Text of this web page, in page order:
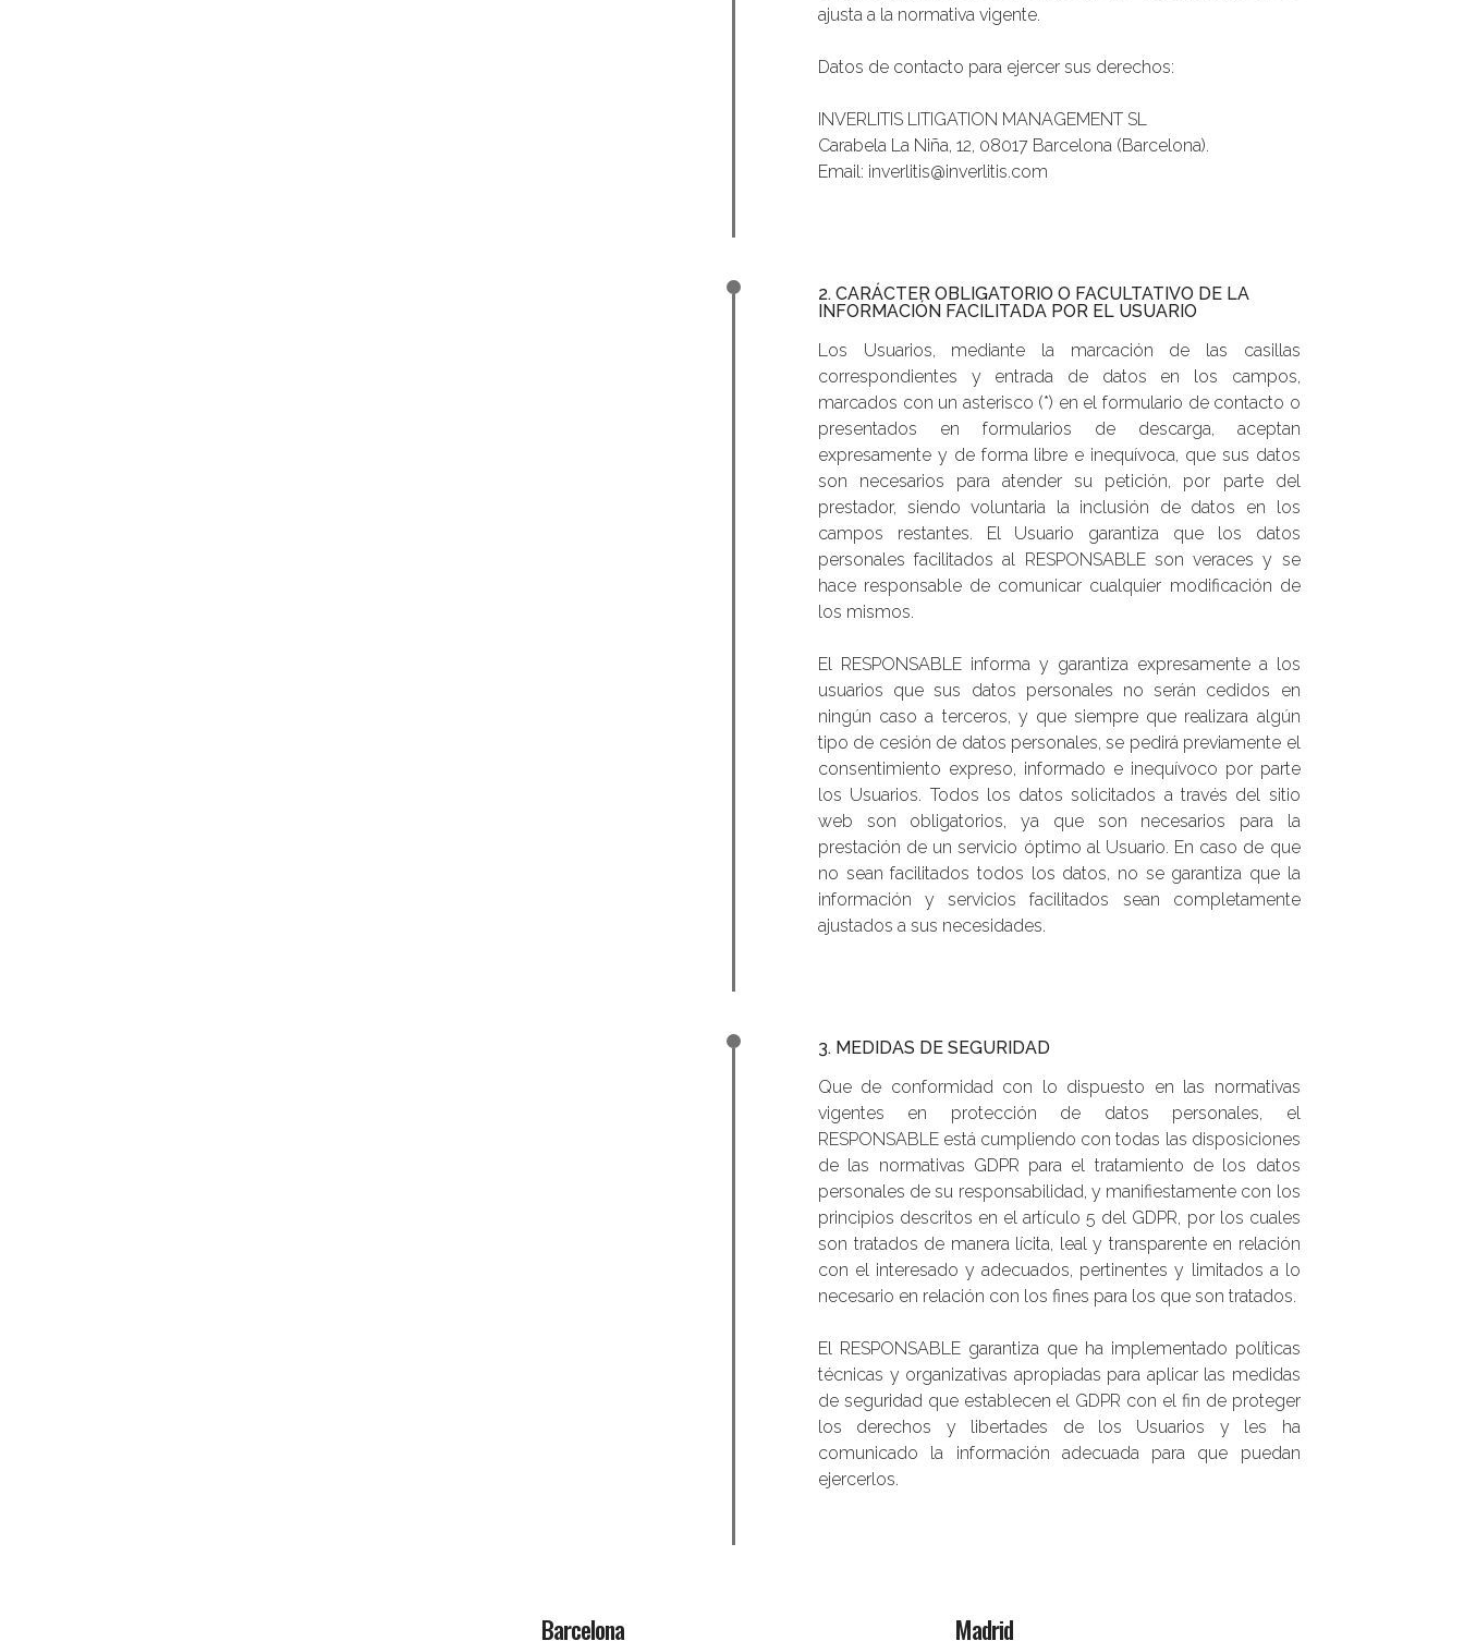
ajusta a la normativa vigente.
Datos de contacto para ejercer sus derechos:
INVERLITIS LITIGATION MANAGEMENT SL
Carabela La Niña, 12, 08017 Barcelona (Barcelona).
Email: inverlitis@inverlitis.com
2. CARÁCTER OBLIGATORIO O FACULTATIVO DE LA
INFORMACIÓN FACILITADA POR EL USUARIO
Los Usuarios, mediante la marcación de las casillas
correspondientes y entrada de datos en los campos,
marcados con un asterisco (*) en el formulario de contacto o
presentados en formularios de descarga, aceptan
expresamente y de forma libre e inequívoca, que sus datos
son necesarios para atender su petición, por parte del
prestador, siendo voluntaria la inclusión de datos en los
campos restantes. El Usuario garantiza que los datos
personales facilitados al RESPONSABLE son veraces y se
hace responsable de comunicar cualquier modificación de
los mismos.
El RESPONSABLE informa y garantiza expresamente a los
usuarios que sus datos personales no serán cedidos en
ningún caso a terceros, y que siempre que realizara algún
tipo de cesión de datos personales, se pedirá previamente el
consentimiento expreso, informado e inequívoco por parte
los Usuarios. Todos los datos solicitados a través del sitio
web son obligatorios, ya que son necesarios para la
prestación de un servicio óptimo al Usuario. En caso de que
no sean facilitados todos los datos, no se garantiza que la
información y servicios facilitados sean completamente
ajustados a sus necesidades.
3. MEDIDAS DE SEGURIDAD
Que de conformidad con lo dispuesto en las normativas
vigentes en protección de datos personales, el
RESPONSABLE está cumpliendo con todas las disposiciones
de las normativas GDPR para el tratamiento de los datos
personales de su responsabilidad, y manifiestamente con los
principios descritos en el artículo 5 del GDPR, por los cuales
son tratados de manera lícita, leal y transparente en relación
con el interesado y adecuados, pertinentes y limitados a lo
necesario en relación con los fines para los que son tratados.
El RESPONSABLE garantiza que ha implementado políticas
técnicas y organizativas apropiadas para aplicar las medidas
de seguridad que establecen el GDPR con el fin de proteger
los derechos y libertades de los Usuarios y les ha
comunicado la información adecuada para que puedan
ejercerlos.
Barcelona Madrid